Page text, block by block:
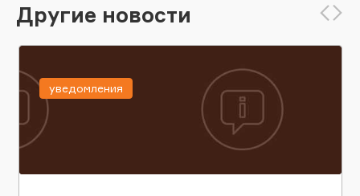
Другие новости
уведомления